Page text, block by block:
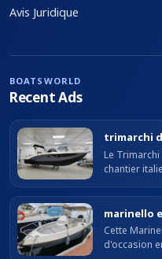
Avis Juridique
BOATSWORLD
Recent Ads
trimarchi
Le
chantier
longueur
marinello
Cette
d'occasion